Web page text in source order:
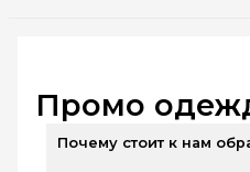
Промо
Почему стоит к нам